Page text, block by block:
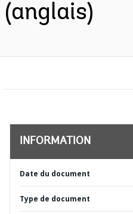
(anglais)
INFORMATION
Date du document
Type de document